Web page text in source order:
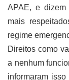
APAE, e dizem
mais
regime
Direitos como
a nenhum
informaram